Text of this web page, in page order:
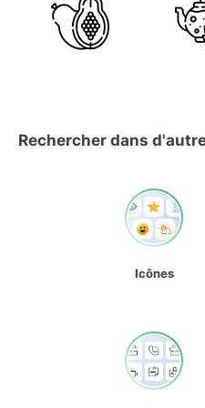
Rechercher dans
Icônes